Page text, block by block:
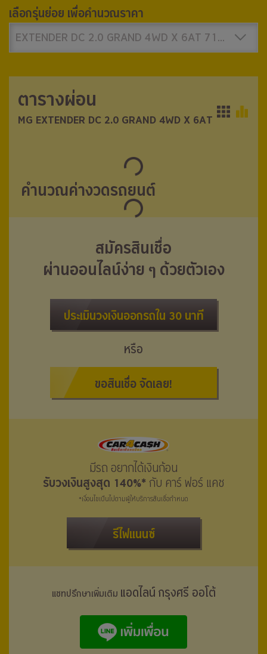
เลือกรุ่นย่อย เพื่อคำนวณราคา
EXTENDER DC 2.0 GRAND 4WD X 6AT 718,000 บาท
ตารางผ่อน
MG EXTENDER DC 2.0 GRAND 4WD X 6AT
ตารางผ่อน
MG EXTENDER DC 2.0 GRAND 4WD X 6AT
คำนวณค่างวดรถยนต์
สมัครสินเชื่อ
ผ่านออนไลน์ง่าย ๆ ด้วยตัวเอง
ประเมินวงเงินออกรถใน 30 นาที
หรือ
ขอสินเชื่อ จัดเลย!
มีรถ อยากได้เงินก้อน
รับวงเงินสูงสุด 140%* กับ คาร์ ฟอร์ แคช
*เงื่อนไขเป็นไปตามผู้ให้บริการสินเชื่อกำหนด
รีไฟแนนซ์
แชทปรึกษาเพิ่มเติม แอดไลน์ กรุงศรี ออโต้